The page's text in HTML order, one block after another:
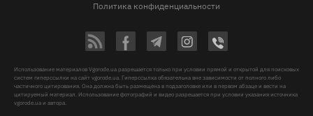
Политика конфиденциальности
Использование материалов Vgorode.ua разрешается только при условии прямой и открытой для поисковых
систем гиперссылки на сайт vgorode.ua. Гиперссылка обязательна вне зависимости от полного либо
частичного цитирования. Она должна быть размещена в подзаголовке или в первом абзаце и вести на
цитируемый материал. Использование фотографий и видео разрешается при условии указания источника
vgorode.ua и автора.